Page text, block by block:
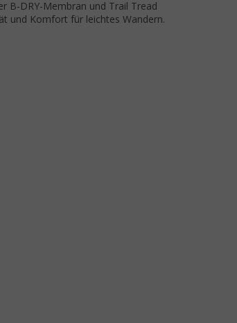
B-DRY-Membran und Trail Tread
und Komfort für leichtes Wandern.